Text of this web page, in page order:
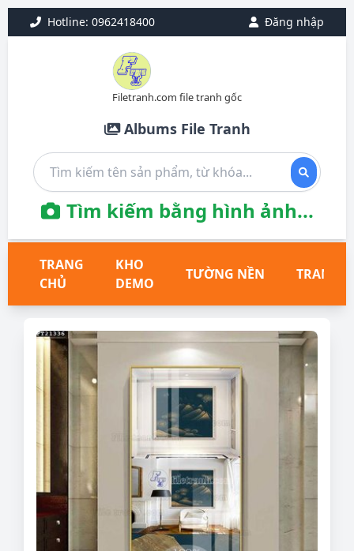
Hotline: 0962418400 Đăng nhập
Filetranh.com file tranh gốc
Albums File Tranh
Tìm kiếm bằng hình ảnh...
TRANG
CHỦ
KHO
DEMO
TƯỜNG NỀN TRANH